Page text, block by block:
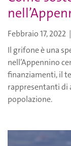
Febbraio 17, 2022 |
Il grifone è una
nell’Appennino
finanziamenti, il
rappresentanti di
popolazione.